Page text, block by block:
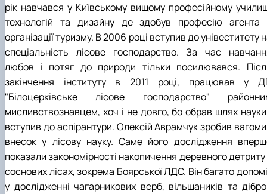
15.12.2024 р.), випускник 2019 року.
МИКУЛІЧ Богдан Олексійович (07.08.1991
-12.07.2023 р.), випускник 2013 року.
МИРОНЕНКО Михайло Вікторович
- 24.05.2024 р.), випускник 1999 року.
МУЗИЧЕНКО Костянтин Вікторович
(18.02.1993 – 13.02.2023 р.), випускник 2021
рок…
ОБЛОМЕЙ Семен Олександрович
- 21.06.2022 р.), студент 3-го курсу 20…
ПАЛІЄНКО Максим Володимирович
- 24.08.2022 р.), випускник 2011 року.
ПЕТРИЧЕНКО Віктор Михайлович
17.05.2022 р.), випускник 2011 року.
СЕРГА Петро Грирорович (18.06.1999 -
рік навчався у Київському вищому професійному
технологій та дизайну де здобув професію агента
організації туризму. В 2006 році вступив до унівеститету
спеціальність лісове господарство. За час
любов і потяг до природи тільки посилювався.
закінчення інституту в 2011 році, працював у
"Білоцерківське лісове господарство"
мисливствознавцем, хоч і не довго, бо обрав шлях науки
вступив до аспірантури. Олексій Аврамчук зробив
внесок у лісову науку. Саме його дослідження
показали закономірності накопичення деревного детриту
соснових лісах, зокрема Боярської ЛДС. Він багато
у дослідженні чагарникових верб, вільшаників та